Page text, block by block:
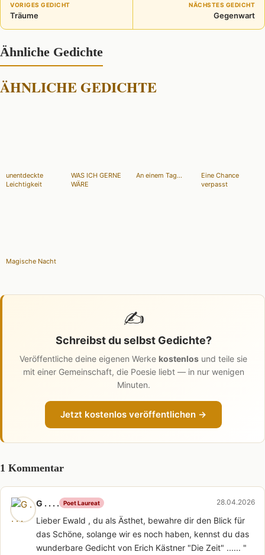
VORIGES GEDICHT
Träume
NÄCHSTES GEDICHT
Gegenwart
Ähnliche Gedichte
ÄHNLICHE GEDICHTE
unentdeckte
Leichtigkeit
WAS ICH GERNE
WÄRE
An einem Tag...
Eine Chance
verpasst
Magische Nacht
✍️
Schreibst du selbst Gedichte?
Veröffentliche deine eigenen Werke kostenlos und teile sie
mit einer Gemeinschaft, die Poesie liebt — in nur wenigen
Minuten.
Jetzt kostenlos veröffentlichen →
1 Kommentar
G . . . . Poet Laureat 28.04.2026
Lieber Ewald , du als Ästhet, bewahre dir den Blick für
das Schöne, solange wir es noch haben, kennst du das
wunderbare Gedicht von Erich Kästner "Die Zeit" ...... "